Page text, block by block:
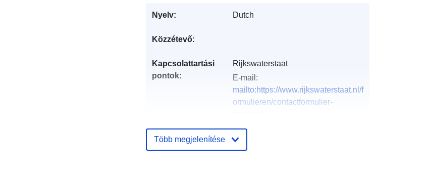
Nyelv: Dutch
Közzétevő:
Kapcsolattartási
pontok:
Rijkswaterstaat
E-mail:
mailto:https://www.rijkswaterstaat.nl/f
ormulieren/contactformulier-
Katalógus-
nyilvántartás:
Hozzáadva a data.europa.eu-hoz:
28 July 2026
Több megjelenítése